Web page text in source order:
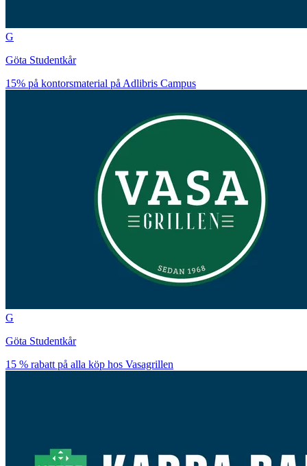
G
Göta Studentkår
15% på kontorsmaterial på Adlibris Campus
G
Göta Studentkår
15 % rabatt på alla köp hos Vasagrillen